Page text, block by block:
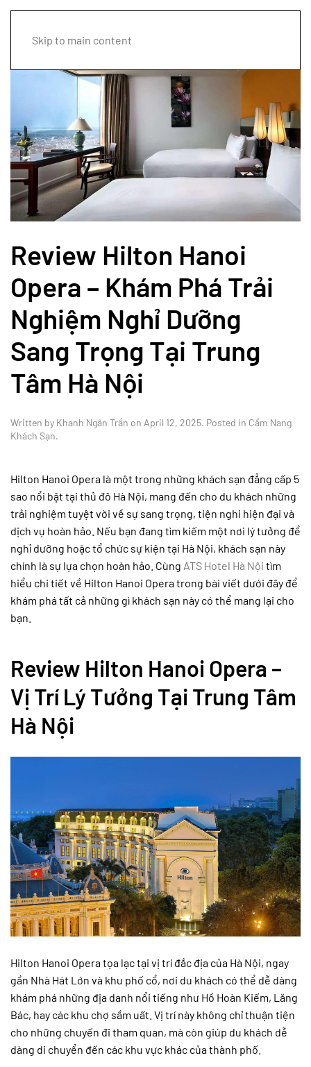
Skip to main content
Review Hilton Hanoi
Opera – Khám Phá Trải
Nghiệm Nghỉ Dưỡng
Sang Trọng Tại Trung
Tâm Hà Nội
Written by Khanh Ngân Trần on April 12, 2025. Posted in Cẩm Nang
Khách Sạn.
Hilton Hanoi Opera là một trong những khách sạn đẳng cấp 5
sao nổi bật tại thủ đô Hà Nội, mang đến cho du khách những
trải nghiệm tuyệt vời về sự sang trọng, tiện nghi hiện đại và
dịch vụ hoàn hảo. Nếu bạn đang tìm kiếm một nơi lý tưởng để
nghỉ dưỡng hoặc tổ chức sự kiện tại Hà Nội, khách sạn này
chính là sự lựa chọn hoàn hảo. Cùng ATS Hotel Hà Nội tìm
hiểu chi tiết về Hilton Hanoi Opera trong bài viết dưới đây để
khám phá tất cả những gì khách sạn này có thể mang lại cho
bạn.
Review Hilton Hanoi Opera –
Vị Trí Lý Tưởng Tại Trung Tâm
Hà Nội
Hilton Hanoi Opera tọa lạc tại vị trí đắc địa của Hà Nội, ngay
gần Nhà Hát Lớn và khu phố cổ, nơi du khách có thể dễ dàng
khám phá những địa danh nổi tiếng như Hồ Hoàn Kiếm, Lăng
Bác, hay các khu chợ sầm uất. Vị trí này không chỉ thuận tiện
cho những chuyến đi tham quan, mà còn giúp du khách dễ
dàng di chuyển đến các khu vực khác của thành phố.